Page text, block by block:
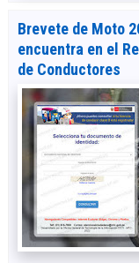
Brevete de Moto
encuentra en el
de Conductores